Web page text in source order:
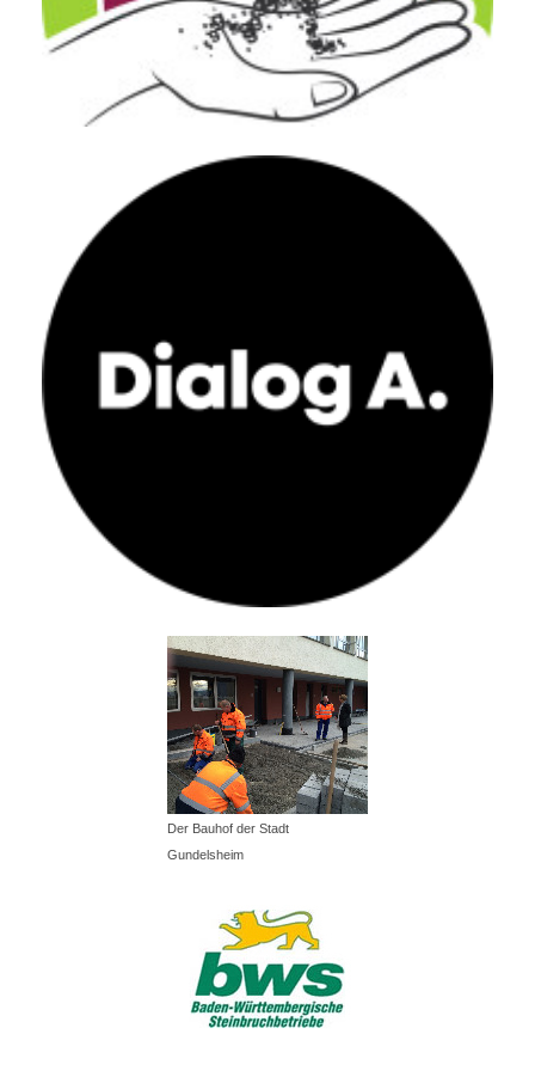
Der Bauhof der Stadt
Gundelsheim